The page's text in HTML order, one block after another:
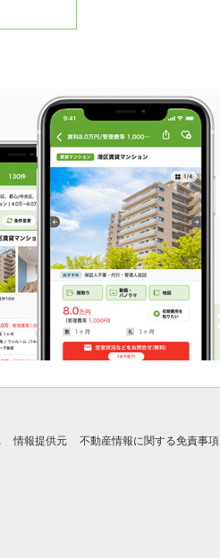
情報提供元 不動産情報に関する免責事項